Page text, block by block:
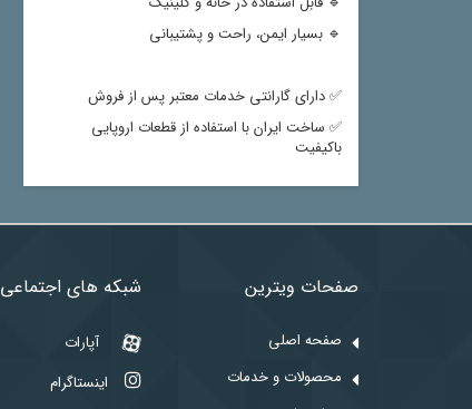
🔹 بسیار ایمن، راحت و پشتیبانی
✅ دارای گارانتی خدمات معتبر پس از فروش
✅ ساخت ایران با استفاده از قطعات اروپایی
باکیفیت
صفحات ویترین
صفحه اصلی
محصولات و خدمات
شبکه های اجتماعی
آپارات
اینستاگرام